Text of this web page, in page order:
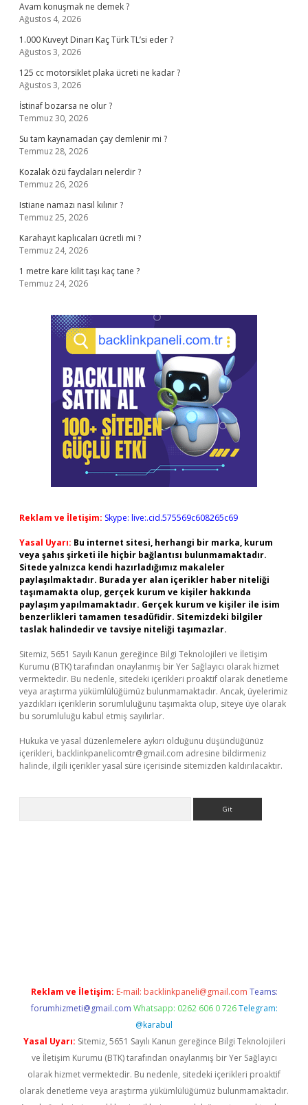
Avam konuşmak ne demek ?
Ağustos 4, 2026
1.000 Kuveyt Dinarı Kaç Türk TL’si eder ?
Ağustos 3, 2026
125 cc motorsiklet plaka ücreti ne kadar ?
Ağustos 3, 2026
İstinaf bozarsa ne olur ?
Temmuz 30, 2026
Su tam kaynamadan çay demlenir mi ?
Temmuz 28, 2026
Kozalak özü faydaları nelerdir ?
Temmuz 26, 2026
Istiane namazı nasıl kılınır ?
Temmuz 25, 2026
Karahayıt kaplıcaları ücretli mi ?
Temmuz 24, 2026
1 metre kare kilit taşı kaç tane ?
Temmuz 24, 2026
Reklam ve İletişim: Skype: live:.cid.575569c608265c69
Yasal Uyarı: Bu internet sitesi, herhangi bir marka, kurum
veya şahıs şirketi ile hiçbir bağlantısı bulunmamaktadır.
Sitede yalnızca kendi hazırladığımız makaleler
paylaşılmaktadır. Burada yer alan içerikler haber niteliği
taşımamakta olup, gerçek kurum ve kişiler hakkında
paylaşım yapılmamaktadır. Gerçek kurum ve kişiler ile isim
benzerlikleri tamamen tesadüfidir. Sitemizdeki bilgiler
taslak halindedir ve tavsiye niteliği taşımazlar.
Sitemiz, 5651 Sayılı Kanun gereğince Bilgi Teknolojileri ve İletişim
Kurumu (BTK) tarafından onaylanmış bir Yer Sağlayıcı olarak hizmet
vermektedir. Bu nedenle, sitedeki içerikleri proaktif olarak denetleme
veya araştırma yükümlülüğümüz bulunmamaktadır. Ancak, üyelerimiz
yazdıkları içeriklerin sorumluluğunu taşımakta olup, siteye üye olarak
bu sorumluluğu kabul etmiş sayılırlar.
Hukuka ve yasal düzenlemelere aykırı olduğunu düşündüğünüz
içerikleri, backlinkpanelicomtr@gmail.com adresine bildirmeniz
halinde, ilgili içerikler yasal süre içerisinde sitemizden kaldırılacaktır.
Reklam ve İletişim: E-mail: backlinkpaneli@gmail.com Teams:
forumhizmeti@gmail.com Whatsapp: 0262 606 0 726 Telegram:
@karabul
Yasal Uyarı: Sitemiz, 5651 Sayılı Kanun gereğince Bilgi Teknolojileri
ve İletişim Kurumu (BTK) tarafından onaylanmış bir Yer Sağlayıcı
olarak hizmet vermektedir. Bu nedenle, sitedeki içerikleri proaktif
olarak denetleme veya araştırma yükümlülüğümüz bulunmamaktadır.